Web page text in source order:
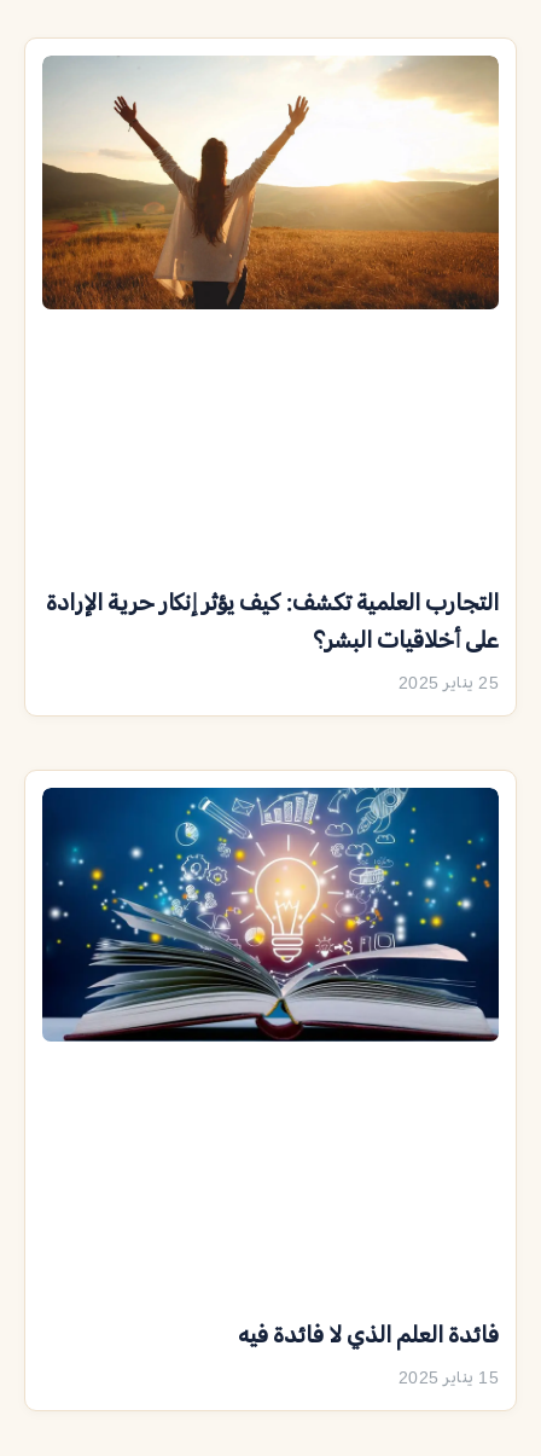
التجارب العلمية تكشف: كيف يؤثر إنكار حرية الإرادة
على أخلاقيات البشر؟
25 يناير 2025
فائدة العلم الذي لا فائدة فيه
15 يناير 2025